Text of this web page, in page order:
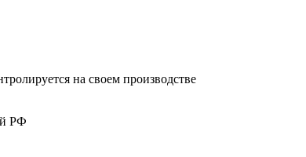
на своем производстве
РФ